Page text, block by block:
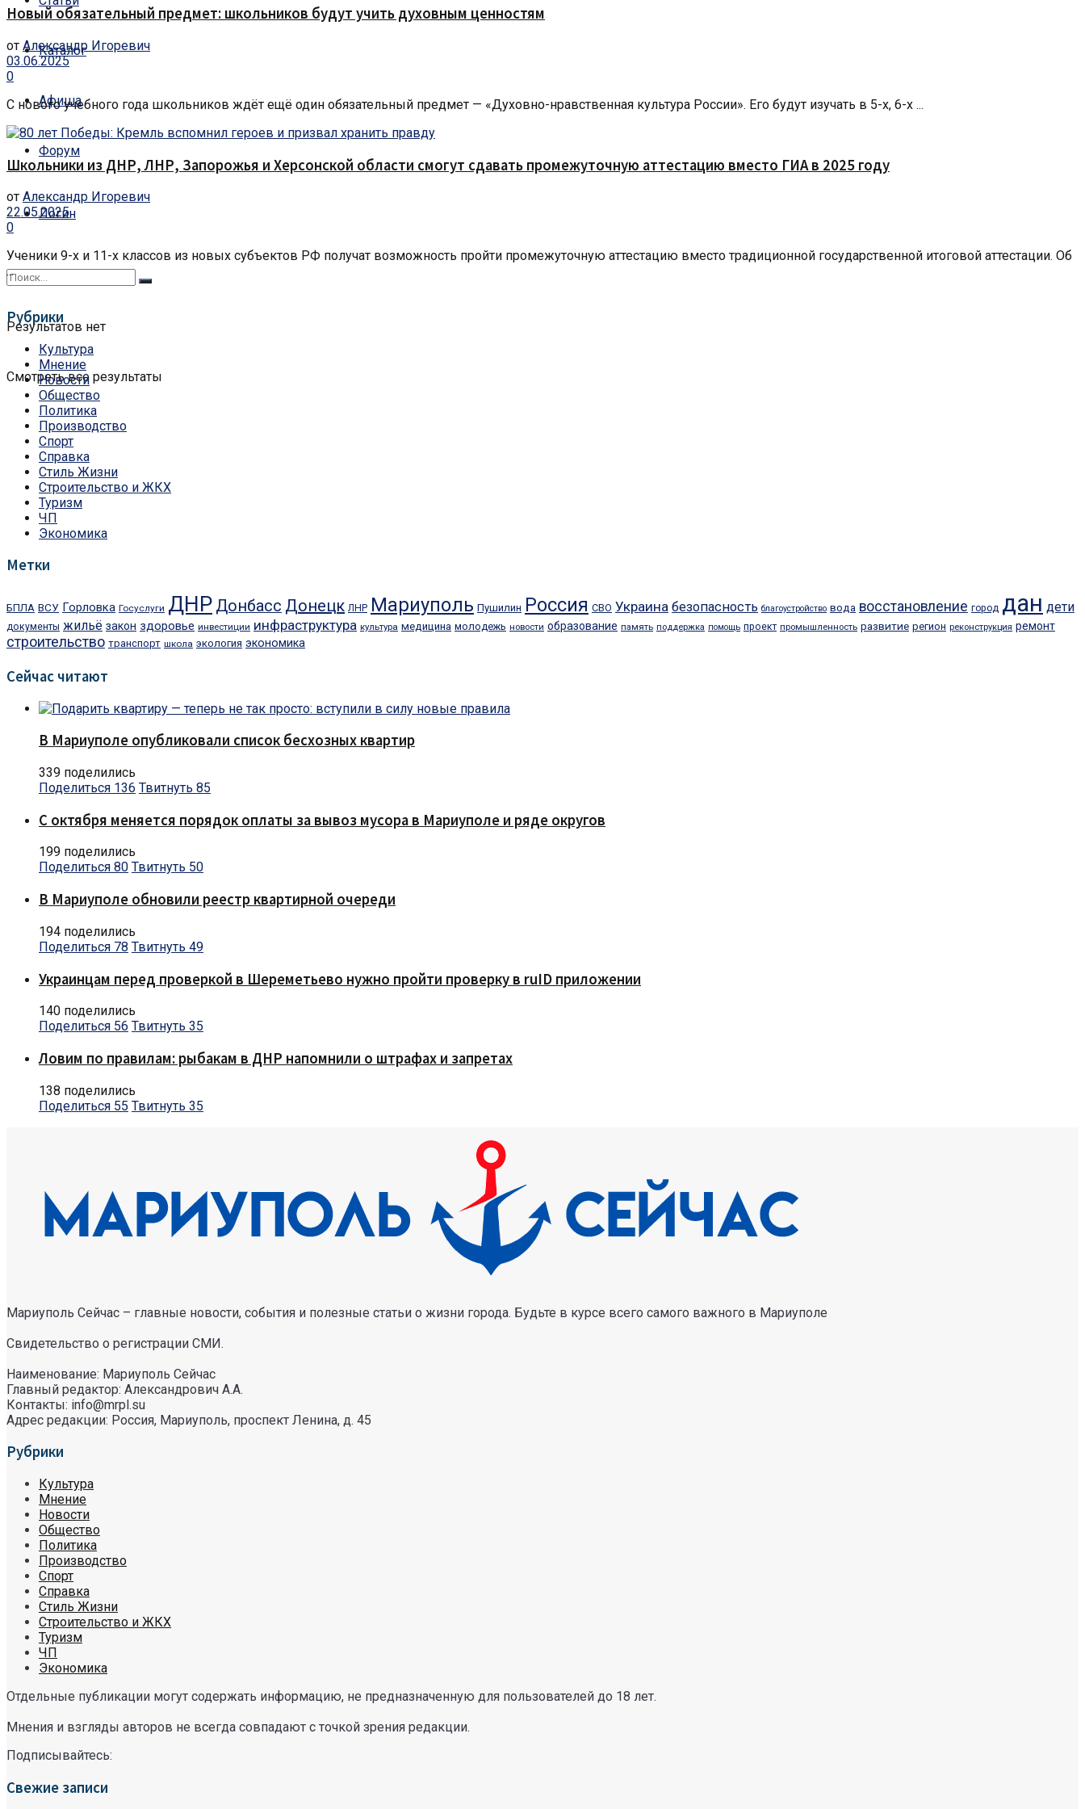
Каталог
Афиша
Форум
Логин
Результатов нет
Смотреть все результаты
Новый обязательный предмет: школьников будут учить духовным ценностям
от Александр Игоревич
03.06.2025
0
С нового учебного года школьников ждёт ещё один обязательный предмет — «Духовно-нравственная культура России». Его будут изучать в 5-х, 6-х ...
Школьники из ДНР, ЛНР, Запорожья и Херсонской области смогут сдавать промежуточную аттестацию вместо ГИА в 2025 году
от Александр Игоревич
22.05.2025
0
Ученики 9-х и 11-х классов из новых субъектов РФ получат возможность пройти промежуточную аттестацию вместо традиционной государственной итоговой аттестации. Об
...
Рубрики
Культура
Мнение
Новости
Общество
Политика
Производство
Спорт
Справка
Стиль Жизни
Строительство и ЖКХ
Туризм
ЧП
Экономика
Метки
БПЛА ВСУ Горловка Госуслуги ДНР Донбасс Донецк ЛНР Мариуполь Пушилин Россия СВО Украина безопасность благоустройство вода восстановление город дан дети
документы жильё закон здоровье инвестиции инфраструктура культура медицина молодежь новости образование память поддержка помощь проект промышленность развитие регион реконструкция ремонт
строительство транспорт школа экология экономика
Сейчас читают
В Мариуполе опубликовали список бесхозных квартир
339 поделились
Поделиться 136 Твитнуть 85
С октября меняется порядок оплаты за вывоз мусора в Мариуполе и ряде округов
199 поделились
Поделиться 80 Твитнуть 50
В Мариуполе обновили реестр квартирной очереди
194 поделились
Поделиться 78 Твитнуть 49
Украинцам перед проверкой в Шереметьево нужно пройти проверку в ruID приложении
140 поделились
Поделиться 56 Твитнуть 35
Ловим по правилам: рыбакам в ДНР напомнили о штрафах и запретах
138 поделились
Поделиться 55 Твитнуть 35
Мариуполь Сейчас – главные новости, события и полезные статьи о жизни города. Будьте в курсе всего самого важного в Мариуполе
Свидетельство о регистрации СМИ.
Наименование: Мариуполь Сейчас
Главный редактор: Александрович А.А.
Контакты: info@mrpl.su
Адрес редакции: Россия, Мариуполь, проспект Ленина, д. 45
Рубрики
Культура
Мнение
Новости
Общество
Политика
Производство
Спорт
Справка
Стиль Жизни
Строительство и ЖКХ
Туризм
ЧП
Экономика
Отдельные публикации могут содержать информацию, не предназначенную для пользователей до 18 лет.
Мнения и взгляды авторов не всегда совпадают с точкой зрения редакции.
Подписывайтесь:
Свежие записи